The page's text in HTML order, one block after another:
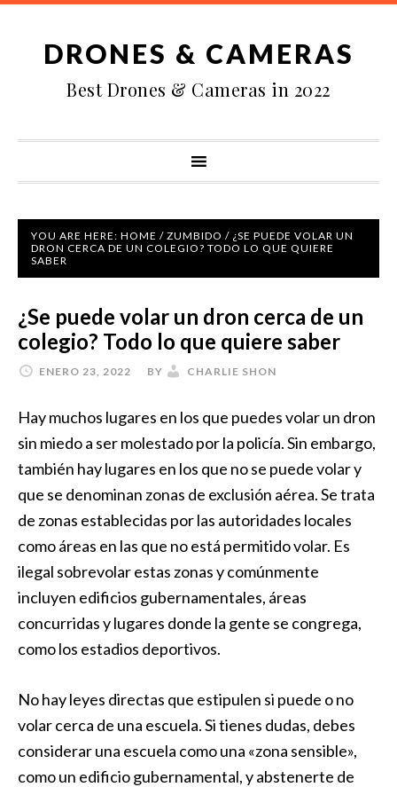
DRONES & CAMERAS
Best Drones & Cameras in 2022
YOU ARE HERE: HOME / ZUMBIDO / ¿SE PUEDE VOLAR UN
DRON CERCA DE UN COLEGIO? TODO LO QUE QUIERE
SABER
¿Se puede volar un dron cerca de un
colegio? Todo lo que quiere saber
ENERO 23, 2022 BY CHARLIE SHON
Hay muchos lugares en los que puedes volar un dron
sin miedo a ser molestado por la policía. Sin embargo,
también hay lugares en los que no se puede volar y
que se denominan zonas de exclusión aérea. Se trata
de zonas establecidas por las autoridades locales
como áreas en las que no está permitido volar. Es
ilegal sobrevolar estas zonas y comúnmente
incluyen edificios gubernamentales, áreas
concurridas y lugares donde la gente se congrega,
como los estadios deportivos.
No hay leyes directas que estipulen si puede o no
volar cerca de una escuela. Si tienes dudas, debes
considerar una escuela como una «zona sensible»,
como un edificio gubernamental, y abstenerte de